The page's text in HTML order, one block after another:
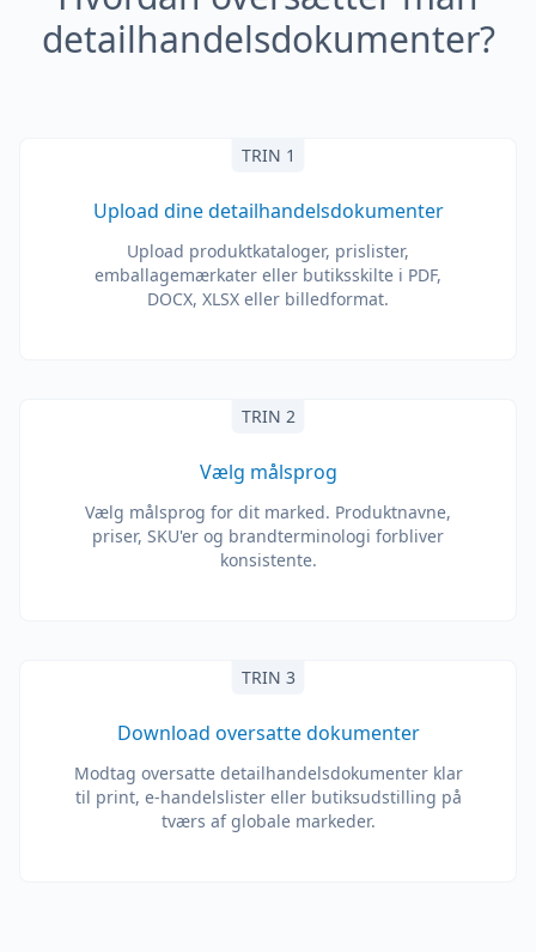
detailhandelsdokumenter?
TRIN 1
Upload dine detailhandelsdokumenter
Upload produktkataloger, prislister,
emballagemærkater eller butiksskilte i PDF,
DOCX, XLSX eller billedformat.
TRIN 2
Vælg målsprog
Vælg målsprog for dit marked. Produktnavne,
priser, SKU'er og brandterminologi forbliver
konsistente.
TRIN 3
Download oversatte dokumenter
Modtag oversatte detailhandelsdokumenter klar
til print, e-handelslister eller butiksudstilling på
tværs af globale markeder.